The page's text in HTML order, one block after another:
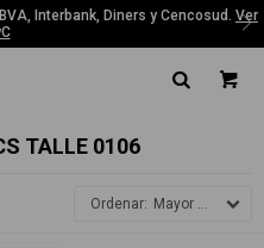
Interbank, Diners y Cencosud. Ver
TALLE 0106
Mayor precio